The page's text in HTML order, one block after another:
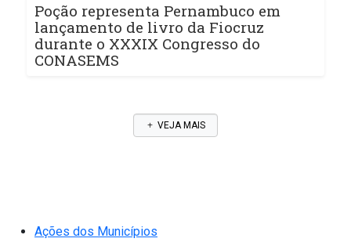
Poção representa Pernambuco em
lançamento de livro da Fiocruz
durante o XXXIX Congresso do
CONASEMS
VEJA MAIS
Ações dos Municípios